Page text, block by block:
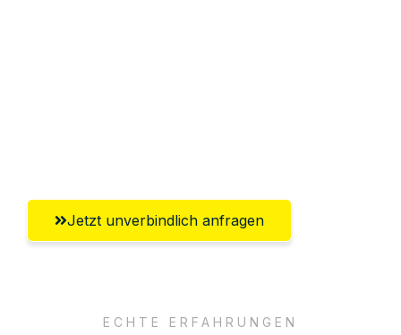
Jetzt unverbindlich anfragen
ECHTE ERFAHRUNGEN